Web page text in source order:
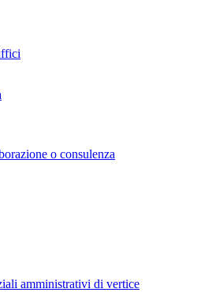
o consulenza
amministrativi di vertice